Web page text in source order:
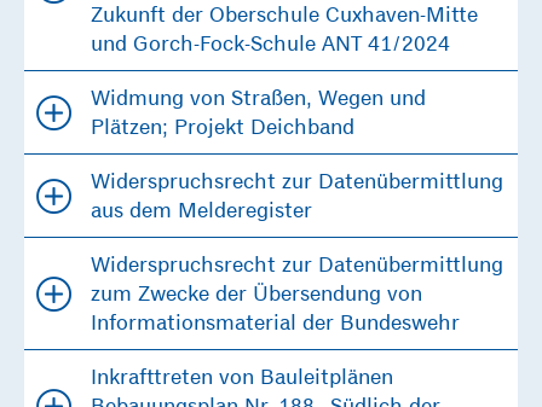
Zukunft der Oberschule Cuxhaven-Mitte
und Gorch-Fock-Schule ANT 41/2024
Widmung von Straßen, Wegen und
Plätzen; Projekt Deichband
Widerspruchsrecht zur Datenübermittlung
aus dem Melderegister
Widerspruchsrecht zur Datenübermittlung
zum Zwecke der Übersendung von
Informationsmaterial der Bundeswehr
Inkrafttreten von Bauleitplänen